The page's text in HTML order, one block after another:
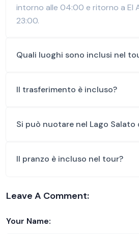
intorno alle 04:00 e ritorno a El
23:00.
Quali luoghi sono inclusi nel
Il trasferimento è incluso?
Si può nuotare nel Lago Salato
Il pranzo è incluso nel tour?
Leave A Comment:
Your Name: